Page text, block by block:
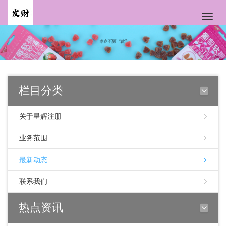
Toggle
栏目分类
关于星辉注册
业务范围
最新动态
联系我们
热点资讯